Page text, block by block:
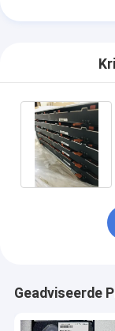
Geadviseerde